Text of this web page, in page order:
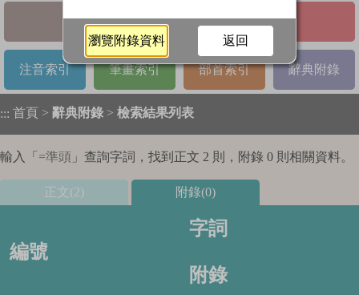
基本檢索 進階檢索
注音索引 筆畫索引 部首索引 辭典附錄
::: 首頁 > 辭典附錄 > 檢索結果列表
輸入「 =準頭 」查詢字詞，找到正文 2 則，附錄 0 則相關資料。
正文(2) 附錄(0)
編號
字詞
附錄